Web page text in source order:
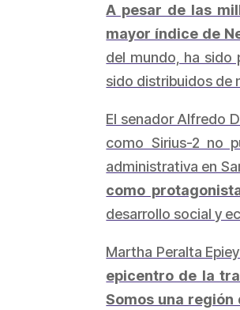
A pesar de las
mayor índice de
del mundo, ha sido
sido distribuidos de
El senador Alfredo
como Sirius-2 no
administrativa en
como
desarrollo social y
Martha Peralta
epicentro de la
Somos una